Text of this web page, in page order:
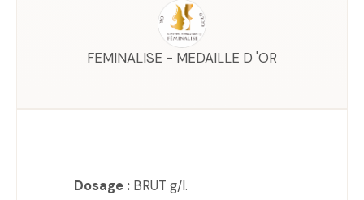
FEMINALISE - MEDAILLE D 'OR
Dosage : BRUT g/l.